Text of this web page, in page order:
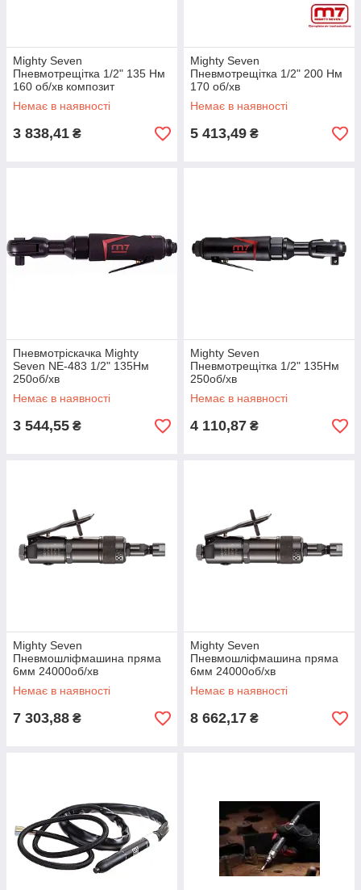
Mighty Seven
Пневмотрещітка 1/2" 135 Нм
160 об/хв композит
Немає в наявності
3 838,41 ₴
Mighty Seven
Пневмотрещітка 1/2" 200 Нм
170 об/хв
Немає в наявності
5 413,49 ₴
Пневмотріскачка Mighty
Seven NE-483 1/2" 135Нм
250об/хв
Немає в наявності
3 544,55 ₴
Mighty Seven
Пневмотрещітка 1/2" 135Нм
250об/хв
Немає в наявності
4 110,87 ₴
Mighty Seven
Пневмошліфмашина пряма
6мм 24000об/хв
Немає в наявності
7 303,88 ₴
Mighty Seven
Пневмошліфмашина пряма
6мм 24000об/хв
Немає в наявності
8 662,17 ₴